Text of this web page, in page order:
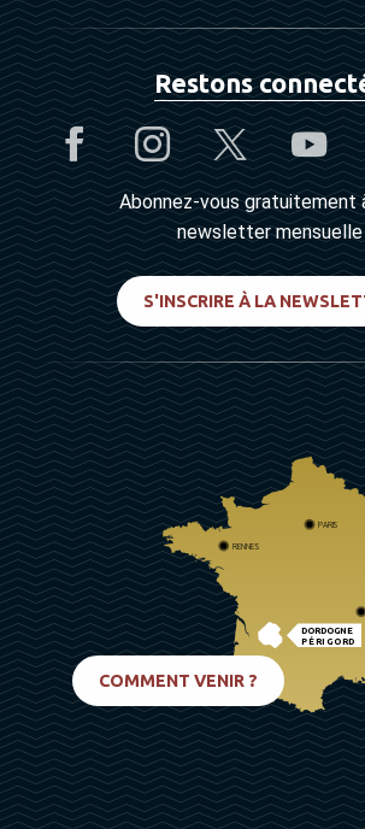
Restons
Abonnez-vous gratuitement
newsletter mensuelle
S'INSCRIRE À LA
DORDOGNE
PÉRIGORD
PARIS
RENNES
COMMENT VENIR ?